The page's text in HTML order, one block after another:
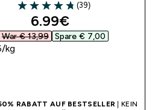
4.74 out of 5 stars
(39)
discounted price
6.99€‎
War € 13,99‎ Spare € 7,00‎
kg
RABATT AUF BESTSELLER | KEIN